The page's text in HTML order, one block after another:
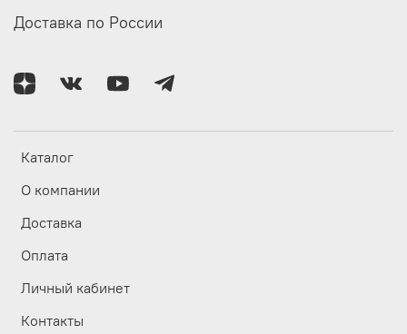
Каталог
О компании
Доставка
Оплата
Личный кабинет
Контакты
Доставка по России